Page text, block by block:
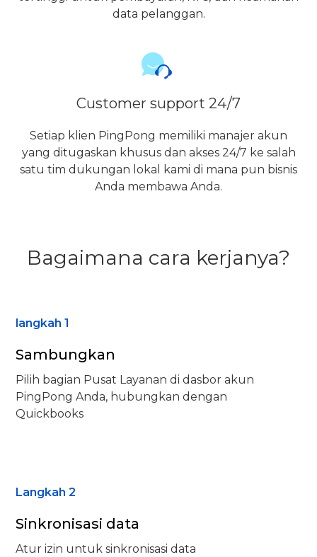
data pelanggan.
Customer support 24/7
Setiap klien PingPong memiliki manajer akun
yang ditugaskan khusus dan akses 24/7 ke salah
satu tim dukungan lokal kami di mana pun bisnis
Anda membawa Anda.
Bagaimana cara kerjanya?
langkah 1
Sambungkan
Pilih bagian Pusat Layanan di dasbor akun
PingPong Anda, hubungkan dengan
Quickbooks
Langkah 2
Sinkronisasi data
Atur izin untuk sinkronisasi data